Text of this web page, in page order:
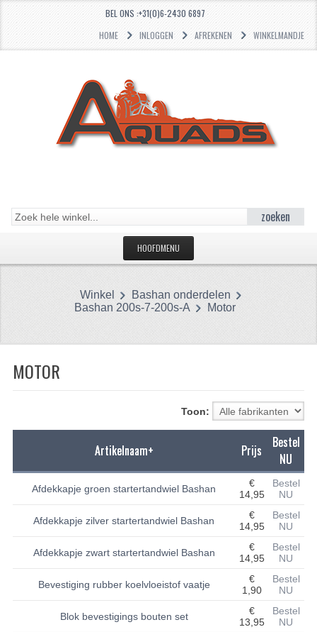
BEL ONS :+31(0)6-2430 6897
HOME
INLOGGEN AFREKENEN WINKELMANDJE
zoeken
HOOFDMENU
CATEGORIEËN
PAKKINGEN
PLASTIC PARTS
Winkel
Bashan onderdelen
Bashan 200s-7-200s-A
Motor
MOTOR
Toon:
Artikelnaam+ Prijs
Bestel
NU
Afdekkapje groen startertandwiel Bashan
€
14,95
Bestel
NU
Afdekkapje zilver startertandwiel Bashan
€
14,95
Bestel
NU
Afdekkapje zwart startertandwiel Bashan
€
14,95
Bestel
NU
Bevestiging rubber koelvloeistof vaatje
€
1,90
Bestel
NU
Blok bevestigings bouten set
€
13,95
Bestel
NU